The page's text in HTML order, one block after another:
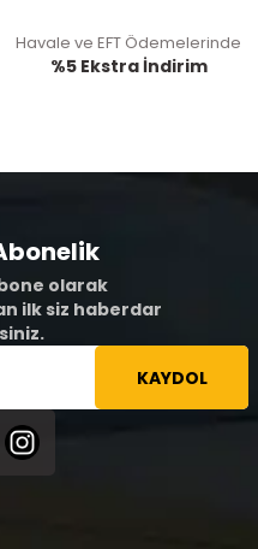
Havale ve EFT Ödemelerinde
%5 Ekstra İndirim
olarak
ilk siz haberdar
KAYDOL